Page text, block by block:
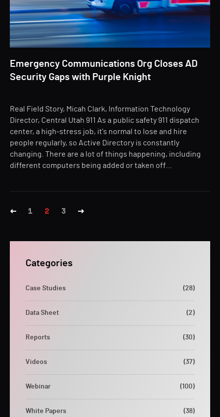
Categories
Case Studies (28)
Data Sheet (2)
Reports (30)
Videos (37)
Webinar (100)
White Papers (38)
Emergency Communications Org Closes AD
Security Gaps with Purple Knight
Real Field Story, Micah Clark, Information Technology
Director, Central Utah 911 As a public safety 911 dispatch
center, a high-stress job, it's normal to lose and hire
people regularly, so Active Directory is constantly
changing. There are a lot of things happening, including
different computers being added or taken off…
1 2 3